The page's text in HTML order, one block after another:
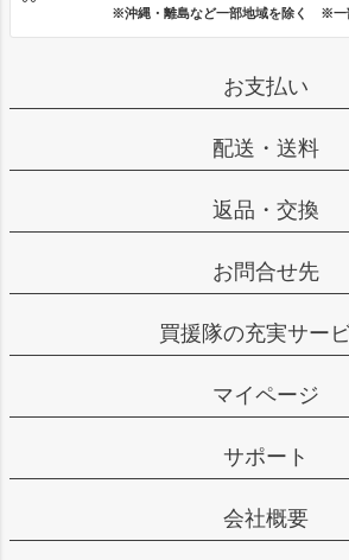
※沖縄・離島など一部地域を除く ※一
お支払い
配送・送料
返品・交換
お問合せ先
買援隊の充実サー
マイページ
サポート
会社概要